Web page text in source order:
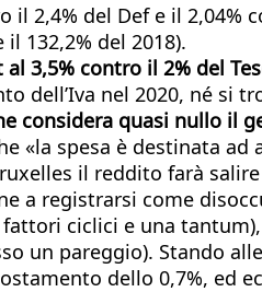
il 2,4% del Def e il 2,04%
132,2% del 2018).
3,5% contro il 2% del
dell’Iva nel 2020, né
considera quasi nullo il
«la spesa è destinata
il reddito farà salire
a registrarsi come
ciclici e una
un pareggio). Stando
dello 0,7%, ed